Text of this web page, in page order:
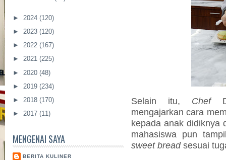
► 2024 (120)
► 2023 (120)
► 2022 (167)
► 2021 (225)
► 2020 (48)
► 2019 (234)
► 2018 (170)
► 2017 (11)
MENGENAI SAYA
BERITA KULINER
Selain itu, Chef
mengajarkan cara
kepada anak didiknya
mahasiswa pun
sweet breadsesuai